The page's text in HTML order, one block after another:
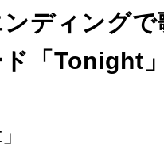
ディング
「Tonight